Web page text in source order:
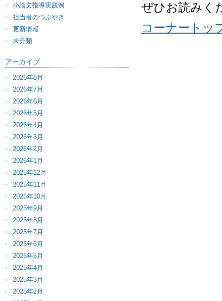
小論文指導実践例
担当者のつぶやき
更新情報
未分類
アーカイブ
2026年8月
2026年7月
2026年6月
2026年5月
2026年4月
2026年3月
2026年2月
2026年1月
2025年12月
2025年11月
2025年10月
2025年9月
2025年8月
2025年7月
2025年6月
2025年5月
2025年4月
2025年3月
2025年2月
ぜひお読みく
コーナートッ